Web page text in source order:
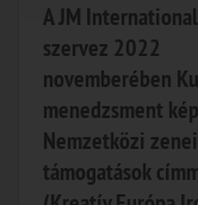
A JM
szervez 2022
novemberében
menedzsment
Nemzetközi zenei
támogatások